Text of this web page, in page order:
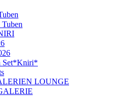
Set*Kniri*
LOUNGE